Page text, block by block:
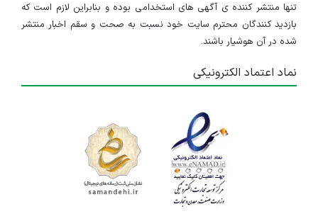
تنها منتشر کننده ی آگهی های استخدامی بوده و بنابراین لازم است که
بازدید کنندگان محترم سایت خود نسبت به صحت و سقم اخبار منتشر
شده در آن هوشیار باشند.
نماد اعتماد الکترونیکی